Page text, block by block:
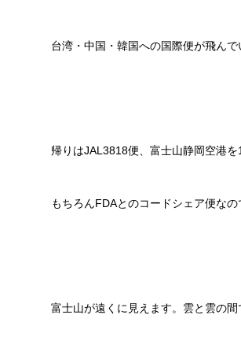
台湾・中国・韓国への国際便が飛ん
帰りはJAL3818便、富士山静岡空港
もちろんFDAとのコードシェア便な
富士山が遠くに見えます。雲と雲の間